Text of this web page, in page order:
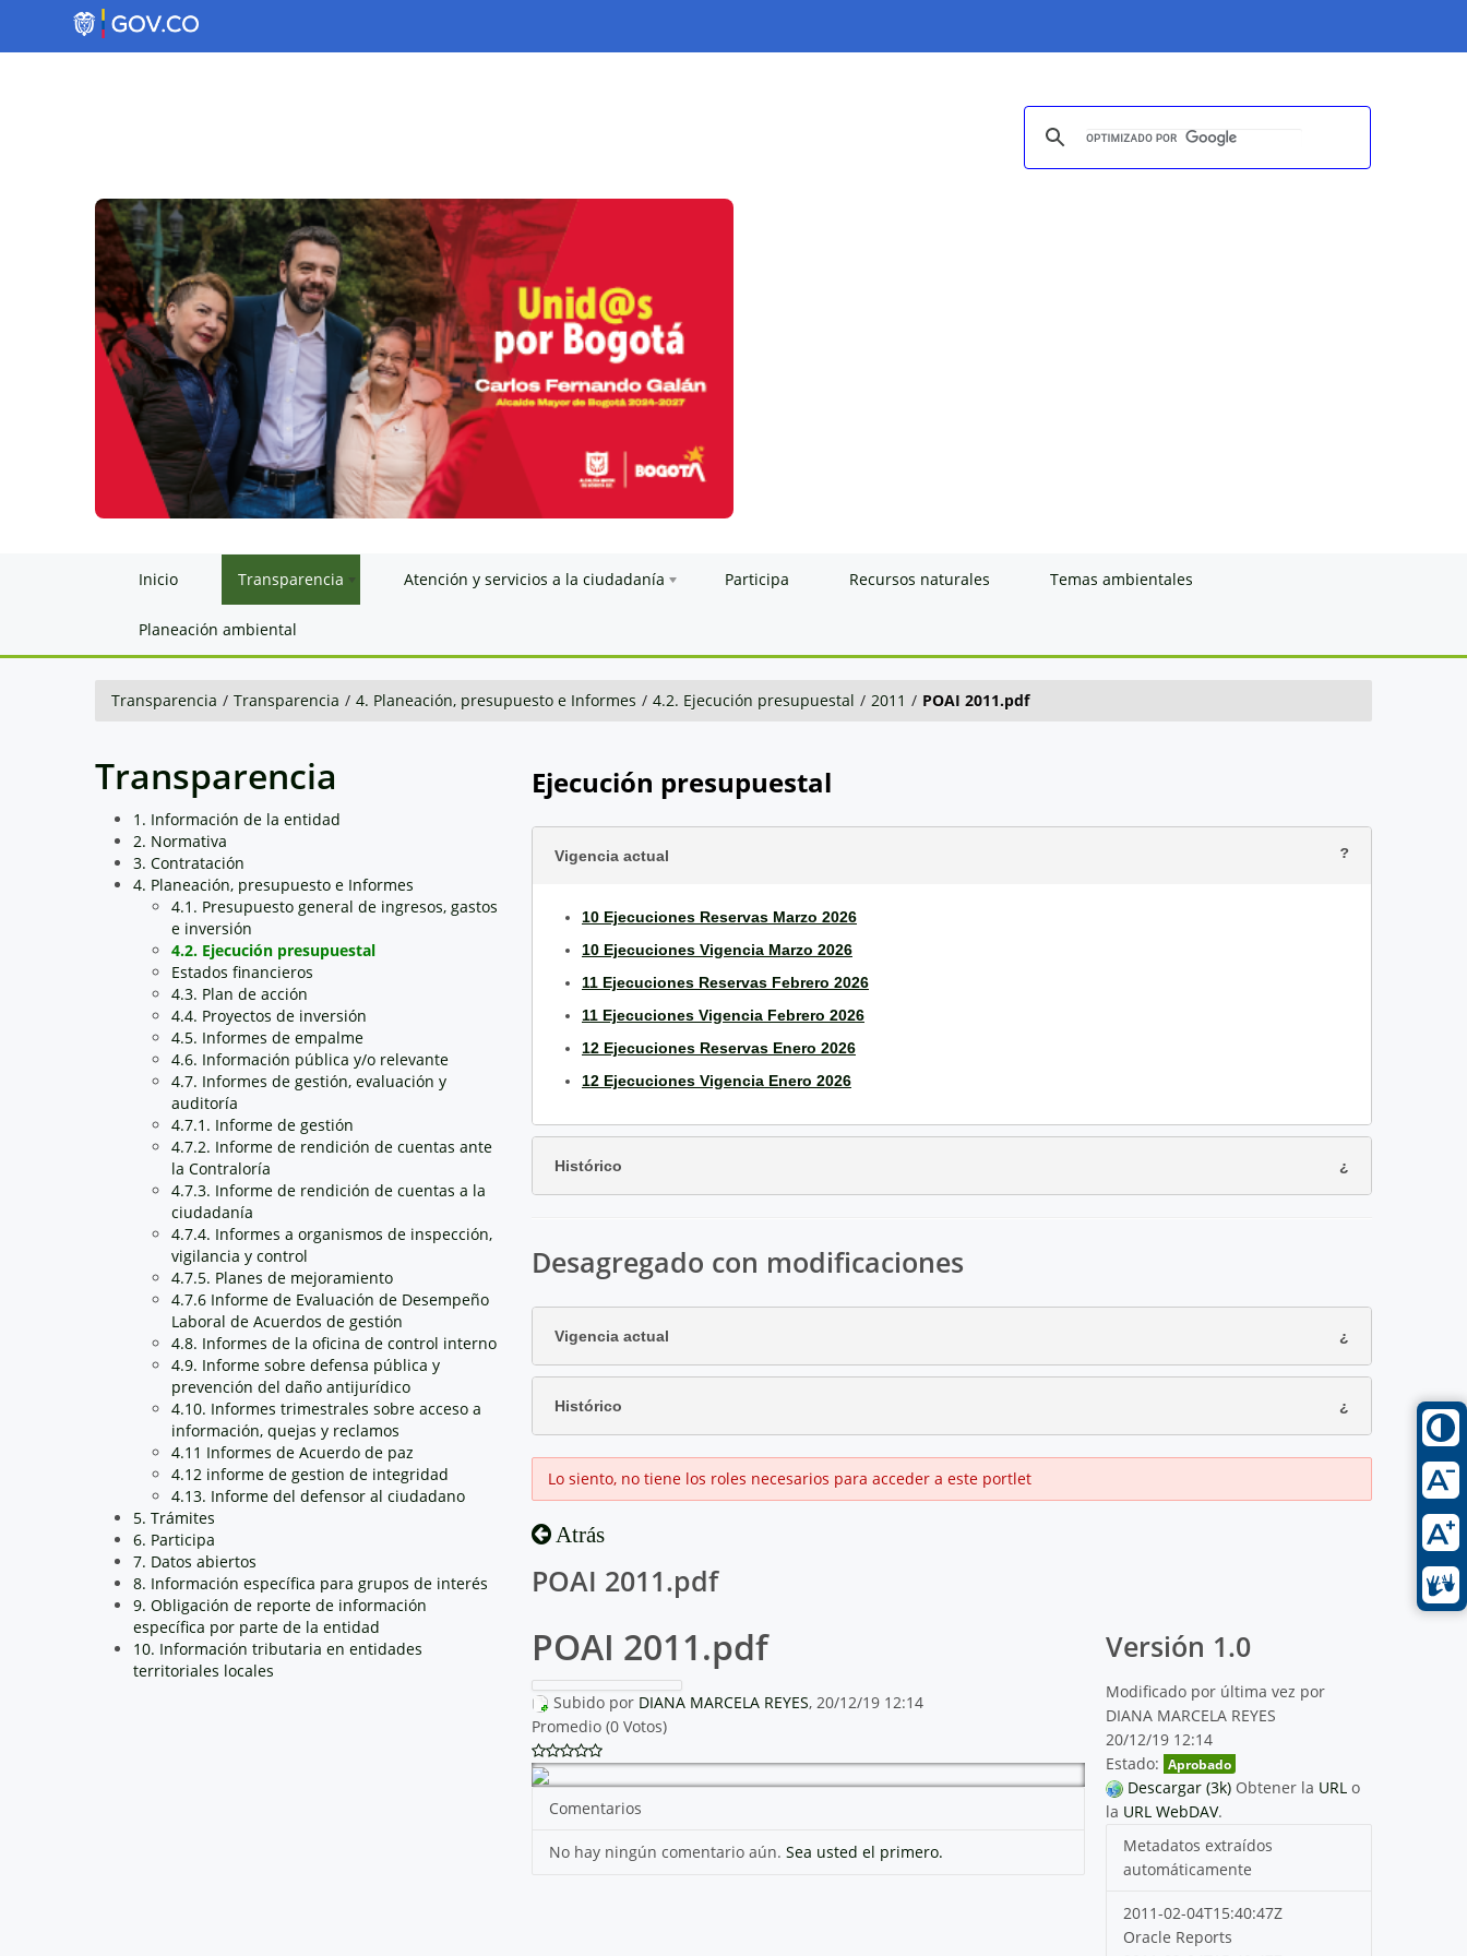
Inicio Transparencia Atención y servicios a la ciudadanía Participa Recursos naturales Temas ambientales
Planeación ambiental
Transparencia / Transparencia / 4. Planeación, presupuesto e Informes / 4.2. Ejecución presupuestal / 2011 / POAI 2011.pdf
Transparencia
1. Información de la entidad
2. Normativa
3. Contratación
4. Planeación, presupuesto e Informes
4.1. Presupuesto general de ingresos, gastos
e inversión
4.2. Ejecución presupuestal
Estados financieros
4.3. Plan de acción
4.4. Proyectos de inversión
4.5. Informes de empalme
4.6. Información pública y/o relevante
4.7. Informes de gestión, evaluación y
auditoría
4.7.1. Informe de gestión
4.7.2. Informe de rendición de cuentas ante
la Contraloría
4.7.3. Informe de rendición de cuentas a la
ciudadanía
4.7.4. Informes a organismos de inspección,
vigilancia y control
4.7.5. Planes de mejoramiento
4.7.6 Informe de Evaluación de Desempeño
Laboral de Acuerdos de gestión
4.8. Informes de la oficina de control interno
4.9. Informe sobre defensa pública y
prevención del daño antijurídico
4.10. Informes trimestrales sobre acceso a
información, quejas y reclamos
4.11 Informes de Acuerdo de paz
4.12 informe de gestion de integridad
4.13. Informe del defensor al ciudadano
5. Trámites
6. Participa
7. Datos abiertos
8. Información específica para grupos de interés
9. Obligación de reporte de información
específica por parte de la entidad
10. Información tributaria en entidades
territoriales locales
Ejecución presupuestal
Vigencia actual
10 Ejecuciones Reservas Marzo 2026
10 Ejecuciones Vigencia Marzo 2026
11 Ejecuciones Reservas Febrero 2026
11 Ejecuciones Vigencia Febrero 2026
12 Ejecuciones Reservas Enero 2026
12 Ejecuciones Vigencia Enero 2026
Histórico
Desagregado con modificaciones
Vigencia actual
Histórico
Lo siento, no tiene los roles necesarios para acceder a este portlet
Atrás
POAI 2011.pdf
POAI 2011.pdf
Subido por DIANA MARCELA REYES, 20/12/19 12:14
Promedio (0 Votos)
Comentarios
No hay ningún comentario aún. Sea usted el primero.
Versión 1.0
Modificado por última vez por
DIANA MARCELA REYES
20/12/19 12:14
Estado: Aprobado
Descargar (3k) Obtener la URL o
la URL WebDAV.
Metadatos extraídos
automáticamente
2011-02-04T15:40:47Z
Oracle Reports